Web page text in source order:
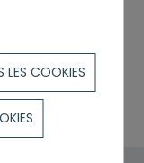
LES COOKIES